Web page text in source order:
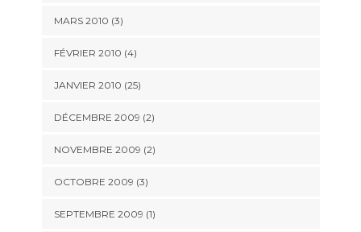
MARS 2010 (3)
FÉVRIER 2010 (4)
JANVIER 2010 (25)
DÉCEMBRE 2009 (2)
NOVEMBRE 2009 (2)
OCTOBRE 2009 (3)
SEPTEMBRE 2009 (1)